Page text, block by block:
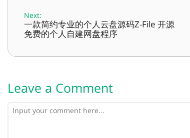
Next:
一款简约专业的个人云盘源码Z-File 开源
免费的个人自建网盘程序
Leave a Comment